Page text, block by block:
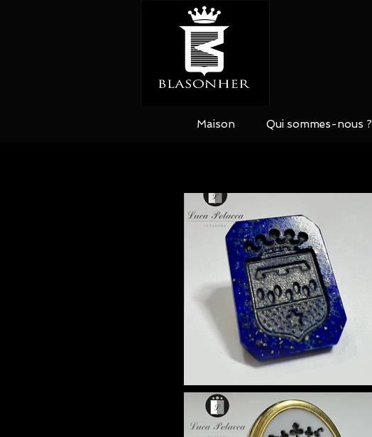
Maison Qui sommes-nous ?